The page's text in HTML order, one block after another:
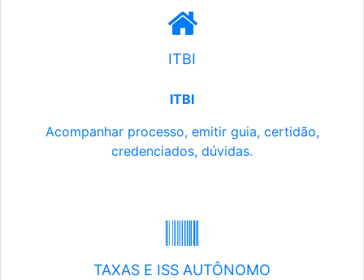
ITBI
ITBI
Acompanhar processo, emitir guia, certidão,
credenciados, dúvidas.
TAXAS E ISS AUTÔNOMO